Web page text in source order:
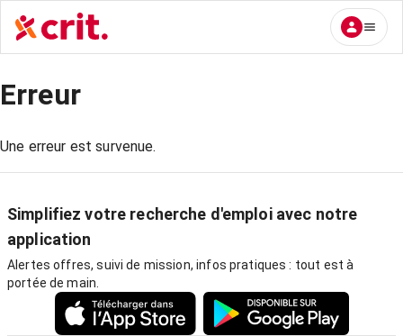
Erreur
Une erreur est survenue.
Simplifiez votre recherche d'emploi avec notre
application
Alertes offres, suivi de mission, infos pratiques : tout est à
portée de main.